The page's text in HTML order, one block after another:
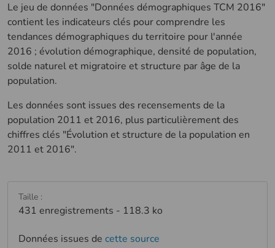
Le jeu de données "Données démographiques TCM 2016"
contient les indicateurs clés pour comprendre les
tendances démographiques du territoire pour l'année
2016 ; évolution démographique, densité de population,
solde naturel et migratoire et structure par âge de la
population.
Les données sont issues des recensements de la
population 2011 et 2016, plus particulièrement des
chiffres clés "Évolution et structure de la population en
2011 et 2016".
Taille :
431 enregistrements - 118.3 ko
Données issues de cette source